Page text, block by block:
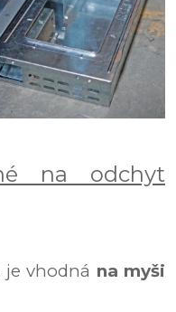
na odchyt
je vhodná na myši